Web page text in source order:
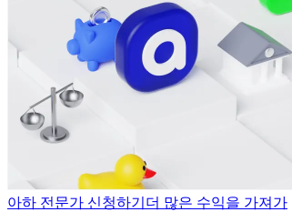
아하 전문가 신청하기 더 많은 수익을 가져가